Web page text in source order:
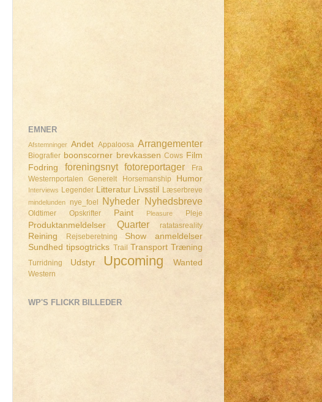
EMNER
Afstemninger Andet Appaloosa Arrangementer
Biografier boonscorner brevkassen Cows Film
Fodring
foreningsnyt fotoreportager
Fra
Westernportalen
Generelt Horsemanship Humor
Interviews Legender Litteratur Livsstil Læserbreve
mindelunden nye_foel Nyheder Nyhedsbreve
Oldtimer Opskrifter Paint Pleasure Pleje
Produktanmeldelser Quarter ratatasreality
Reining Rejseberetning
Show anmeldelser
Sundhed tipsogtricks Trail Transport Træning
Turridning Udstyr Upcoming Wanted
Western
WP'S FLICKR BILLEDER